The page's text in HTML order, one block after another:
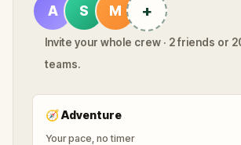
A S M +
Invite your whole crew · 2 friends or
teams.
🧭Adventure
Your pace, no timer